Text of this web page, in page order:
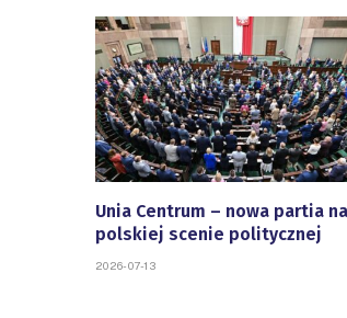
Unia Centrum – nowa partia na
polskiej scenie politycznej
2026-07-13